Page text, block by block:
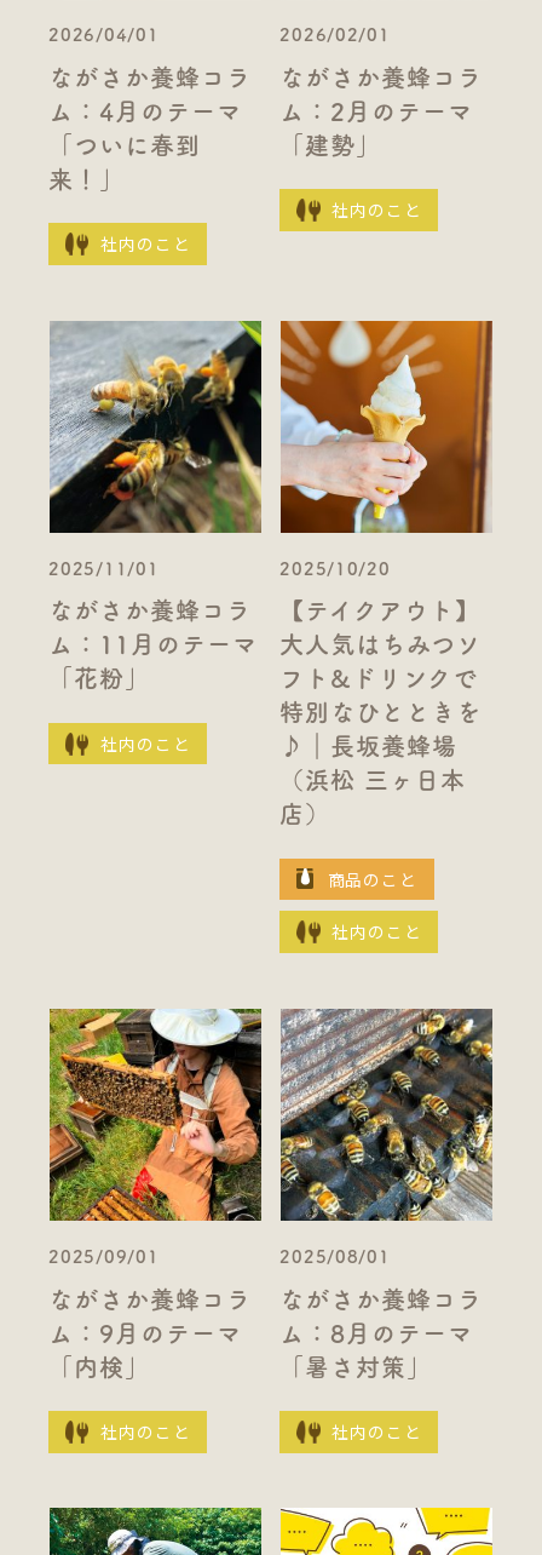
2026/04/01
ながさか養蜂コラ
ム：4月のテーマ
「ついに春到
来！」
社内のこと
2026/02/01
ながさか養蜂コラ
ム：2月のテーマ
「建勢」
社内のこと
2025/11/01
ながさか養蜂コラ
ム：11月のテーマ
「花粉」
社内のこと
2025/10/20
【テイクアウト】
大人気はちみつソ
フト&ドリンクで
特別なひとときを
♪｜長坂養蜂場
（浜松 三ヶ日本
店）
商品のこと
社内のこと
2025/09/01
ながさか養蜂コラ
ム：9月のテーマ
「内検」
社内のこと
2025/08/01
ながさか養蜂コラ
ム：8月のテーマ
「暑さ対策」
社内のこと